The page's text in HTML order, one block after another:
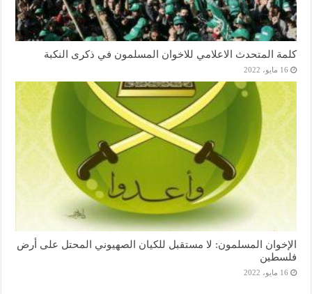
كلمة المتحدث الاعلامي للاخوان المسلمون في ذكرى النكبة
16 مايو، 2022
الإخوان المسلمون: لا مستقبل للكيان الصهيوني المحتل على أرض
فلسطين
16 مايو، 2022